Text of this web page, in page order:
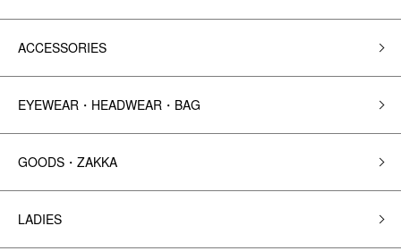
ACCESSORIES
EYEWEAR・HEADWEAR・BAG
GOODS・ZAKKA
LADIES